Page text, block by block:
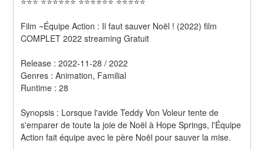
Film ~Équipe Action : Il faut sauver Noël ! (2022) film
COMPLET 2022 streaming Gratuit
Release : 2022-11-28 / 2022
Genres : Animation, Familial
Runtime : 28
Synopsis : Lorsque l'avide Teddy Von Voleur tente de
s'emparer de toute la joie de Noël à Hope Springs, l'Équipe
Action fait équipe avec le père Noël pour sauver la mise.